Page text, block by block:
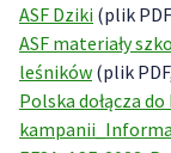
ASF Dziki (plik
ASF materiały
leśników (plik
Polska dołącza